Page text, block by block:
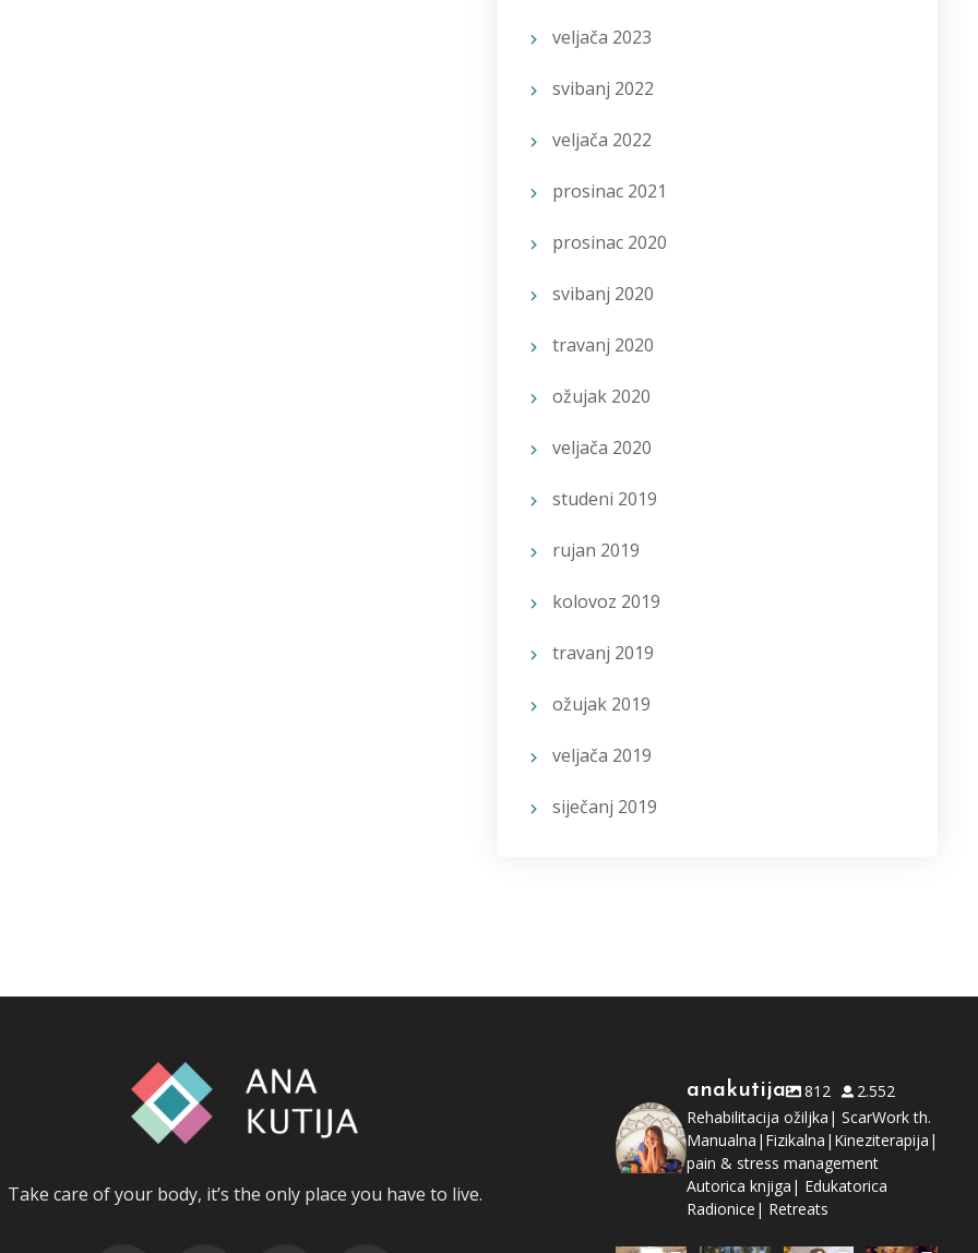
veljača 2023
svibanj 2022
veljača 2022
prosinac 2021
prosinac 2020
svibanj 2020
travanj 2020
ožujak 2020
veljača 2020
studeni 2019
rujan 2019
kolovoz 2019
travanj 2019
ožujak 2019
veljača 2019
siječanj 2019
Take care of your body, it’s the only place you have to live.
anakutija 812
2.552
Rehabilitacija ožiljka| ScarWork th.
Manualna|Fizikalna|Kineziterapija|
pain & stress management
Autorica knjiga| Edukatorica
Radionice| Retreats